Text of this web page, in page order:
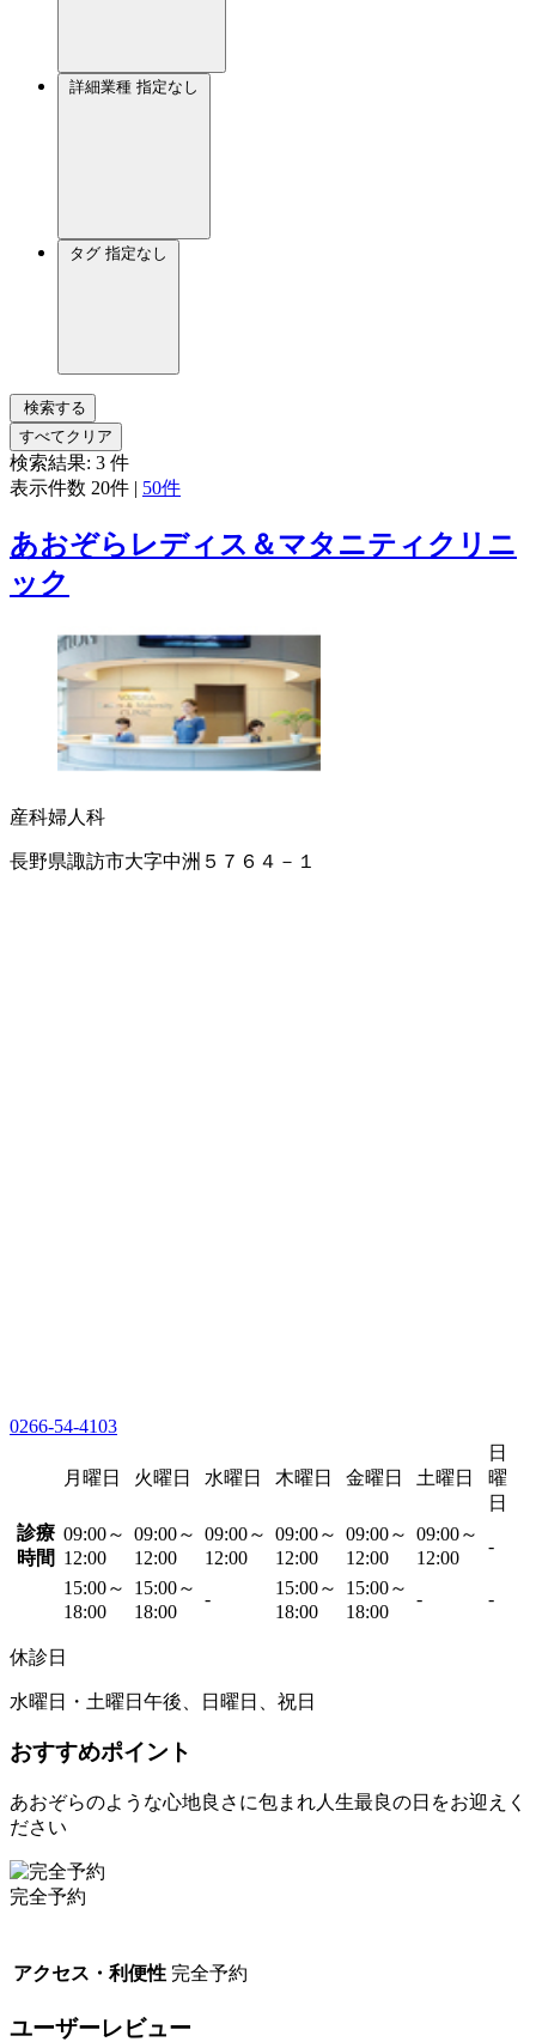
詳細業種 指定なし
タグ 指定なし
検索する
すべてクリア
検索結果: 3 件
表示件数 20件 | 50件
あおぞらレディス＆マタニティクリニ
ック
産科婦人科
長野県諏訪市大字中洲５７６４－１
0266-54-4103
月曜日 火曜日 水曜日 木曜日 金曜日 土曜日
日
曜
日
診療
時間
09:00～
12:00
09:00～
12:00
09:00～
12:00
09:00～
12:00
09:00～
12:00
09:00～
12:00
-
15:00～
18:00
15:00～
18:00
-
15:00～
18:00
15:00～
18:00
- -
休診日
水曜日・土曜日午後、日曜日、祝日
おすすめポイント
あおぞらのような心地良さに包まれ人生最良の日をお迎えく
ださい
完全予約
アクセス・利便性 完全予約
ユーザーレビュー